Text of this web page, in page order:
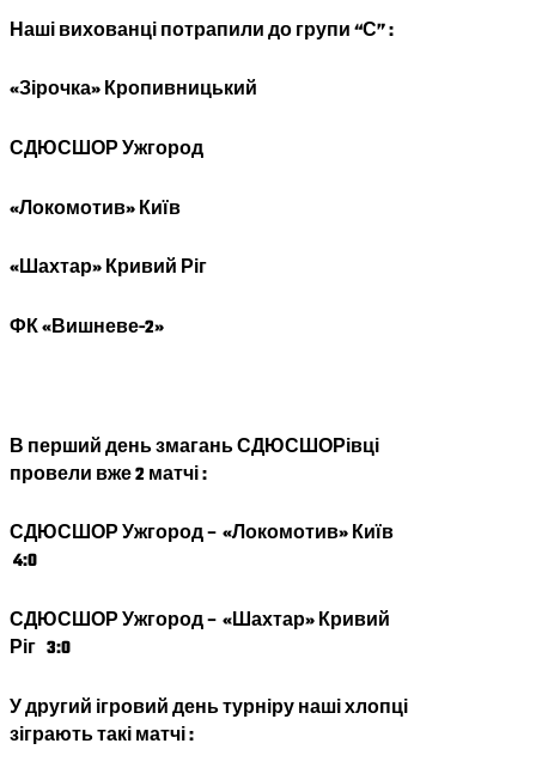
Наші вихованці потрапили до групи “С” :
«Зірочка» Кропивницький
СДЮСШОР Ужгород
«Локомотив» Київ
«Шахтар» Кривий Ріг
ФК «Вишневе-2»
В перший день змагань СДЮСШОРівці
провели вже 2 матчі :
СДЮСШОР Ужгород– «Локомотив» Київ
4:0
СДЮСШОР Ужгород– «Шахтар» Кривий
Ріг 3:0
У другий ігровий день турніру наші хлопці
зіграють такі матчі :